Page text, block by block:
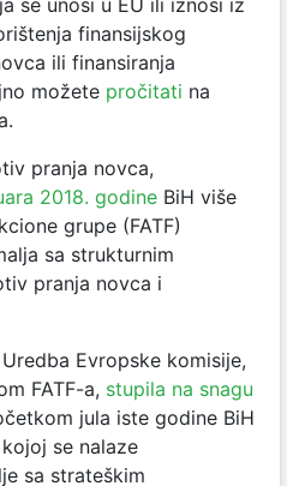
finansijskog
ili finansiranja
možete pročitati na
pranja novca,
2018. godine BiH više
grupe (FATF)
sa strukturnim
pranja novca i
Evropske komisije,
FATF-a, stupila na snagu
jula iste godine BiH
se nalaze
sa strateškim